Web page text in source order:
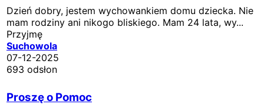
Dzień dobry, jestem wychowankiem domu dziecka. Nie
mam rodziny ani nikogo bliskiego. Mam 24 lata, wy...
Przyjmę
Suchowola
07-12-2025
693 odsłon
Proszę o Pomoc